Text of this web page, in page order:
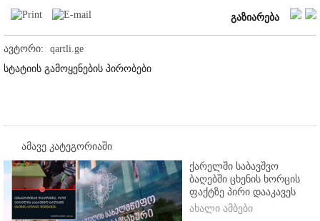
გაზიარება
ავტორი:
qartli.ge
სტატიის გამოყენების პირობები
ამავე კატეგორიაში
ქარელში საბავშვო
ბაღებში ცხენის ხორცის
ფაქტზე პირი დააკავეს
ახალი ამბები